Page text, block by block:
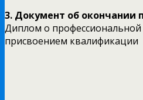
3. Документ об окончании
Диплом о профессиональной
присвоением квалификации